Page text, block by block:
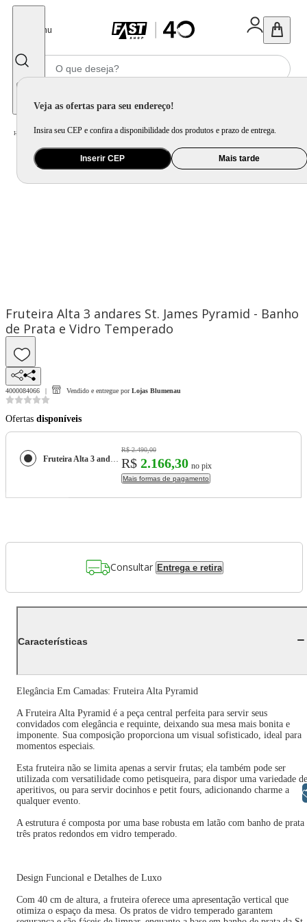
Menu
Veja as ofertas para seu endereço!
Insira seu CEP e confira a disponibilidade dos produtos e prazo de entrega.
Inserir CEP Mais tarde
Home Móveis e Decoração / Decoração / Objetos Decorativos
Fruteira Alta 3 andares St. James Pyramid - Banho
de Prata e Vidro Temperado
4000084066 Vendido e entregue por Lojas Blumenau
Ofertas disponíveis
Fruteira Alta 3 andares St. James Pyramid - Banho de Prata e Vidro Temperado
R$ 2.490,00
R$ 2.166,30 no pix
Mais formas de pagamento
Consultar Entrega e retira
Características
Elegância Em Camadas: Fruteira Alta Pyramid
A Fruteira Alta Pyramid é a peça central perfeita para servir seus
convidados com elegância e requinte, deixando sua mesa mais bonita e
imponente. Sua composição proporciona um visual sofisticado, ideal para
momentos especiais.
Esta fruteira não se limita apenas a servir frutas; ela também pode ser
utilizada com versatilidade como petisqueira, para dispor uma variedade de
aperitivos, ou para servir docinhos e petit fours, adicionando charme a
qualquer evento.
A estrutura é composta por uma base robusta em latão com banho de prata
três pratos redondos em vidro temperado.
Design Funcional e Detalhes de Luxo
Com 40 cm de altura, a fruteira oferece uma apresentação vertical que
otimiza o espaço da mesa. Os pratos de vidro temperado garantem
Libras